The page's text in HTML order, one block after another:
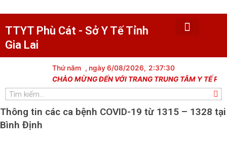
tới
nội
dung
TTYT Phù Cát - Sở Y Tế Tỉnh
Gia Lai
Thứ năm , ngày 6/08/2026, 2:37:31
CHÀO MỪNG ĐẾN VỚI TRANG TRUNG TÂM Y TẾ PHÙ CÁT
Tìm
Thông tin các ca bệnh COVID-19 từ 1315 – 1328 tại
Bình Định